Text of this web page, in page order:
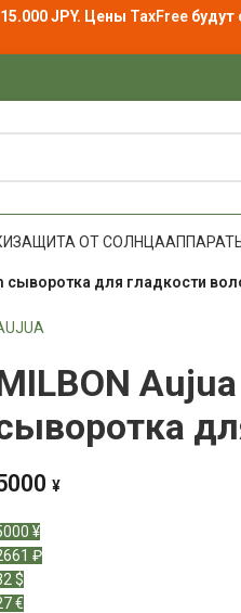
JPY. Цены TaxFree будут
ЗАЩИТА ОТ СОЛНЦА
сыворотка для гладкости
¥
¥
₽
$
€